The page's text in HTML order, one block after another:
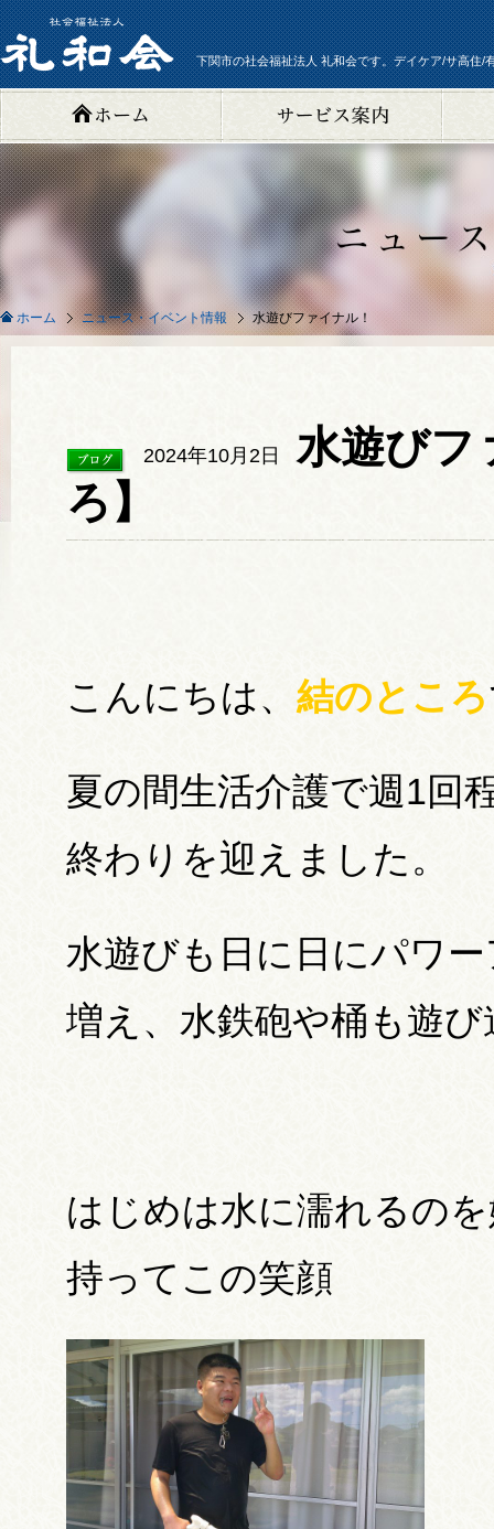
下関市の社会福祉法人 礼和会です。デイケア/サ高住/
ホーム ニュース・イベント情報 水遊びファイナル！
2024年10月2日
水遊びフ
ろ】
こんにちは、 結のところ
夏の間生活介護で週1回
終わりを迎えました。
水遊びも日に日にパワ
増え、水鉄砲や桶も遊
はじめは水に濡れるの
持ってこの笑顔